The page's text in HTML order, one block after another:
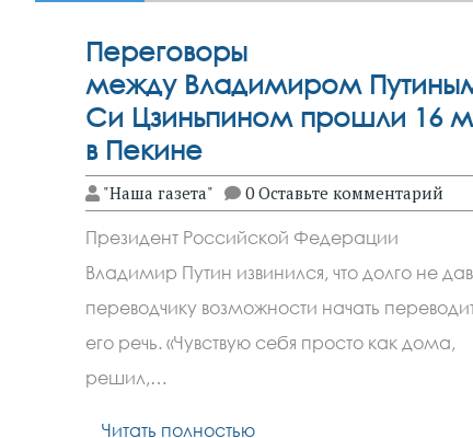
Переговоры
между Владимиром
Си Цзиньпином прошли 16
в Пекине
"Наша газета" 0 Оставьте комментарий
Президент Российской Федерации
Владимир Путин извинился, что долго не
переводчику возможности начать
его речь. «Чувствую себя просто как дома,
решил,…
Читать полностью